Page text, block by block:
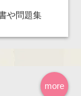
や問題集
more